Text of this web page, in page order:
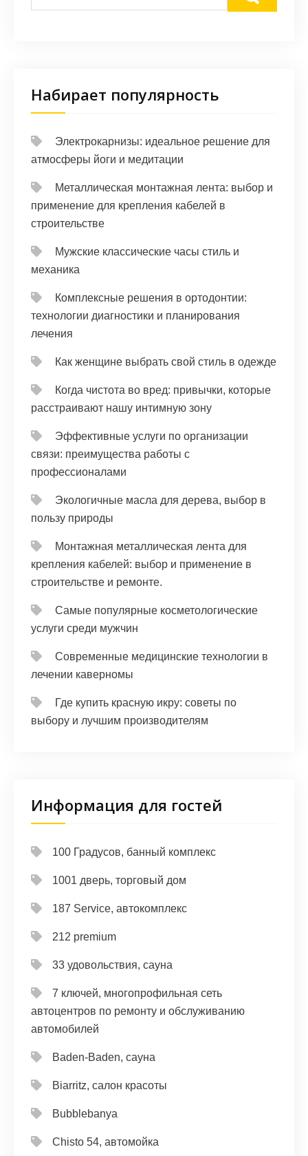
Набирает популярность
Электрокарнизы: идеальное решение для
атмосферы йоги и медитации
Металлическая монтажная лента: выбор и
применение для крепления кабелей в
строительстве
Мужские классические часы стиль и
механика
Комплексные решения в ортодонтии:
технологии диагностики и планирования
лечения
Как женщине выбрать свой стиль в одежде
Когда чистота во вред: привычки, которые
расстраивают нашу интимную зону
Эффективные услуги по организации
связи: преимущества работы с
профессионалами
Экологичные масла для дерева, выбор в
пользу природы
Монтажная металлическая лента для
крепления кабелей: выбор и применение в
строительстве и ремонте.
Самые популярные косметологические
услуги среди мужчин
Современные медицинские технологии в
лечении каверномы
Где купить красную икру: советы по
выбору и лучшим производителям
Информация для гостей
100 Градусов, банный комплекс
1001 дверь, торговый дом
187 Service, автокомплекс
212 premium
33 удовольствия, сауна
7 ключей, многопрофильная сеть
автоцентров по ремонту и обслуживанию
автомобилей
Baden-Baden, сауна
Biarritz, салон красоты
Bubblebanya
Chisto 54, автомойка